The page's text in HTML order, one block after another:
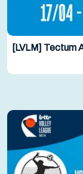
[LVLM] Tectum